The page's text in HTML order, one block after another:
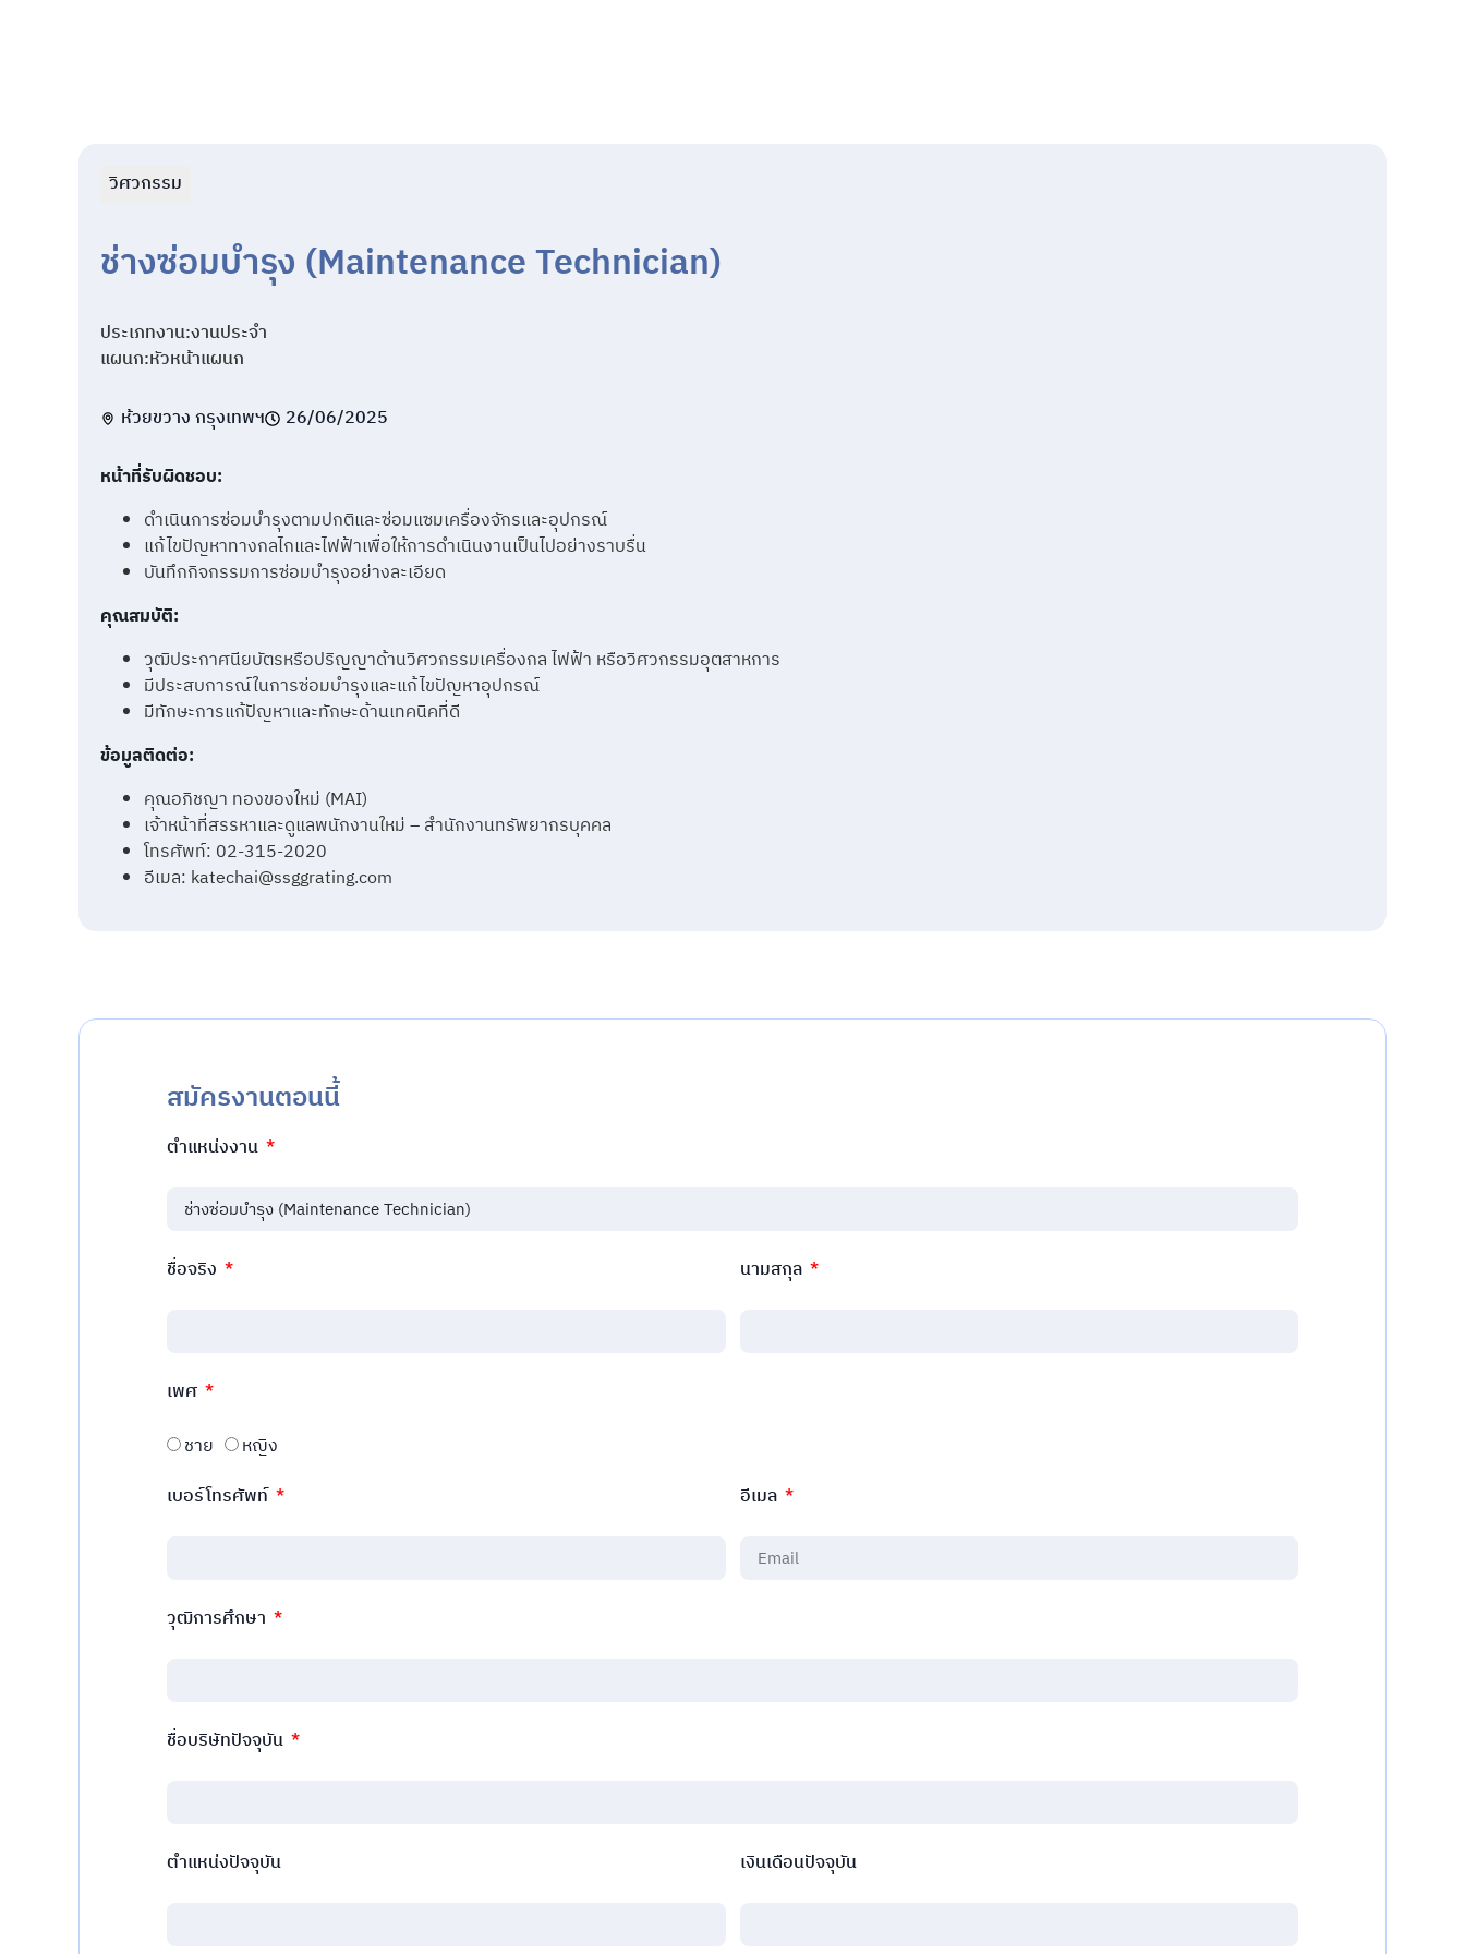
วิศวกรรม
ช่างซ่อมบำรุง (Maintenance Technician)
ประเภทงาน:งานประจำ
แผนก:หัวหน้าแผนก
ห้วยขวาง กรุงเทพฯ
26/06/2025
หน้าที่รับผิดชอบ:
ดำเนินการซ่อมบำรุงตามปกติและซ่อมแซมเครื่องจักรและอุปกรณ์
แก้ไขปัญหาทางกลไกและไฟฟ้าเพื่อให้การดำเนินงานเป็นไปอย่างราบรื่น
บันทึกกิจกรรมการซ่อมบำรุงอย่างละเอียด
คุณสมบัติ:
วุฒิประกาศนียบัตรหรือปริญญาด้านวิศวกรรมเครื่องกล ไฟฟ้า หรือวิศวกรรมอุตสาหการ
มีประสบการณ์ในการซ่อมบำรุงและแก้ไขปัญหาอุปกรณ์
มีทักษะการแก้ปัญหาและทักษะด้านเทคนิคที่ดี
ข้อมูลติดต่อ:
คุณอภิชญา ทองของใหม่ (MAI)
เจ้าหน้าที่สรรหาและดูแลพนักงานใหม่ – สำนักงานทรัพยากรบุคคล
โทรศัพท์: 02-315-2020
อีเมล: katechai@ssggrating.com
สมัครงานตอนนี้
ตำแหน่งงาน
ชื่อจริง นามสกุล
เพศ
ชาย
หญิง
เบอร์โทรศัพท์
อีเมล
วุฒิการศึกษา
ชื่อบริษัทปัจจุบัน
ตำแหน่งปัจจุบัน เงินเดือนปัจจุบัน